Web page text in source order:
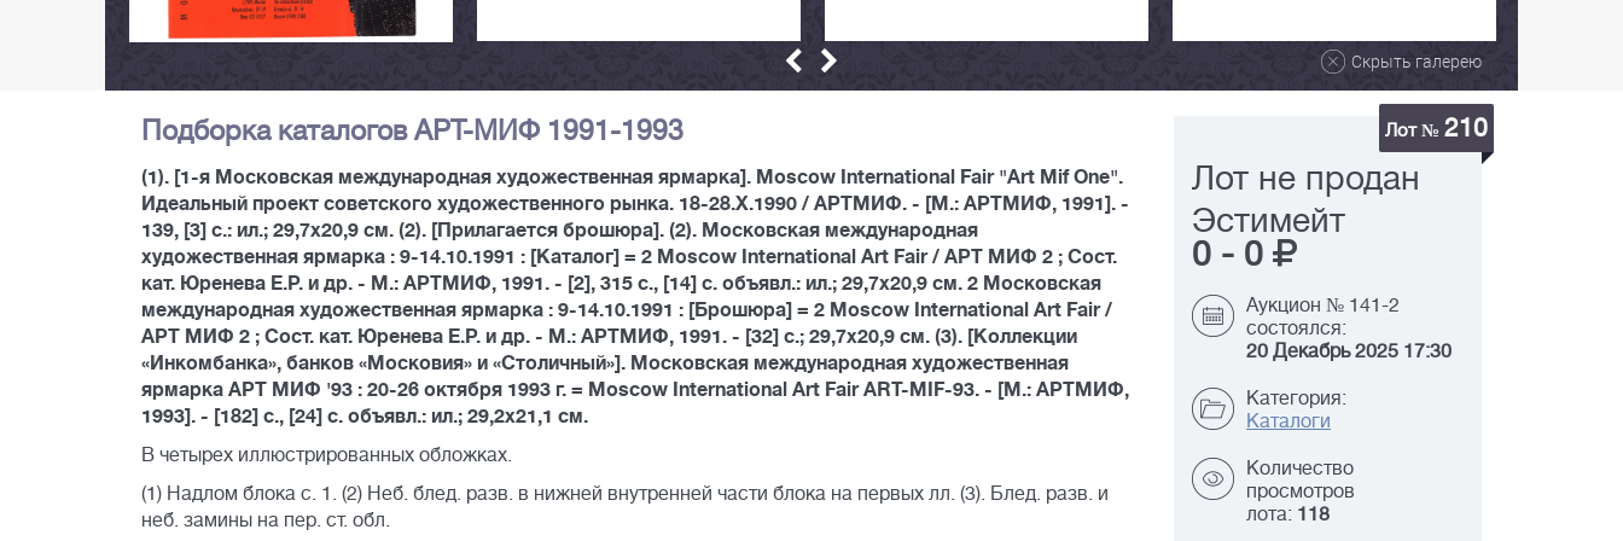
Скрыть галерею
Подборка каталогов АРТ-МИФ 1991-1993
(1). [1-я Московская международная художественная ярмарка]. Moscow International Fair "Art Mif One".
Идеальный проект советского художественного рынка. 18-28.X.1990 / АРТМИФ. - [М.: АРТМИФ, 1991]. -
139, [3] с.: ил.; 29,7х20,9 см. (2). [Прилагается брошюра]. (2). Московская международная
художественная ярмарка : 9-14.10.1991 : [Каталог] = 2 Moscow International Art Fair / АРТ МИФ 2 ; Сост.
кат. Юренева Е.Р. и др. - М.: АРТМИФ, 1991. - [2], 315 с., [14] с. объявл.: ил.; 29,7х20,9 см. 2 Московская
международная художественная ярмарка : 9-14.10.1991 : [Брошюра] = 2 Moscow International Art Fair /
АРТ МИФ 2 ; Сост. кат. Юренева Е.Р. и др. - М.: АРТМИФ, 1991. - [32] с.; 29,7х20,9 см. (3). [Коллекции
«Инкомбанка», банков «Московия» и «Столичный»]. Московская международная художественная
ярмарка АРТ МИФ '93 : 20-26 октября 1993 г. = Moscow International Art Fair ART-MIF-93. - [М.: АРТМИФ,
1993]. - [182] c., [24] с. объявл.: ил.; 29,2х21,1 см.
В четырех иллюстрированных обложках.
(1) Надлом блока с. 1. (2) Неб. блед. разв. в нижней внутренней части блока на первых лл. (3). Блед. разв. и
неб. замины на пер. ст. обл.
Лот № 210
Лот не продан
Эстимейт
0 - 0
Аукцион № 141-2
состоялся:
20 Декабрь 2025 17:30
Категория:
Каталоги
Количество
просмотров
лота: 118